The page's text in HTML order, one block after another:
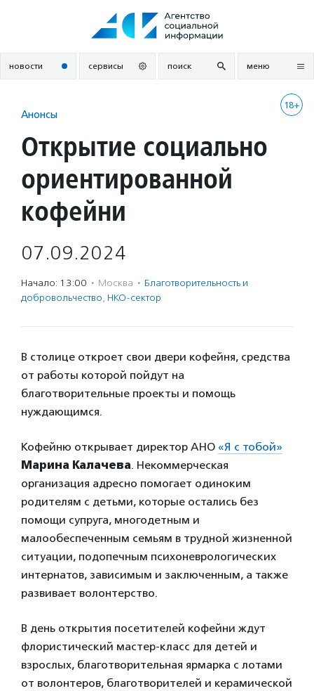
новости сервисы поиск меню
18+
Анонсы
Открытие социально
ориентированной
кофейни
07.09.2024
Начало: 13:00 · Москва · Благотвори­тель­ность и
доброволь­чест­во, НКО-сектор
В столице откроет свои двери кофейня, средства
от работы которой пойдут на
благотворительные проекты и помощь
нуждающимся.
Кофейню открывает директор АНО «Я с тобой»
Марина Калачева. Некоммерческая
организация адресно помогает одиноким
родителям с детьми, которые остались без
помощи супруга, многодетным и
малообеспеченным семьям в трудной жизненной
ситуации, подопечным психоневрологических
интернатов, зависимым и заключенным, а также
развивает волонтерство.
В день открытия посетителей кофейни ждут
флористический мастер-класс для детей и
взрослых, благотворительная ярмарка с лотами
от волонтеров, благотворителей и керамической